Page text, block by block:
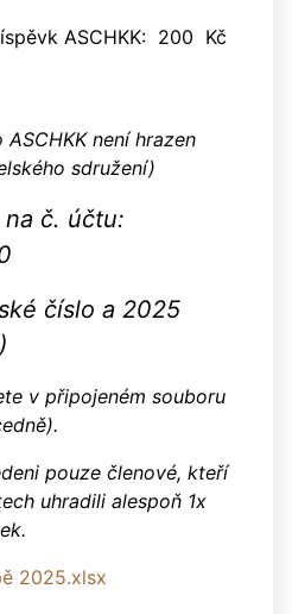
ASCHKK: 200 Kč
není hrazen
sdružení)
č. účtu:
číslo a 2025
v připojeném souboru
pouze členové, kteří
uhradili alespoň 1x
2025.xlsx